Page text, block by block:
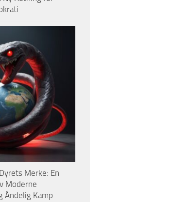
Merke: En
Moderne
Åndelig Kamp